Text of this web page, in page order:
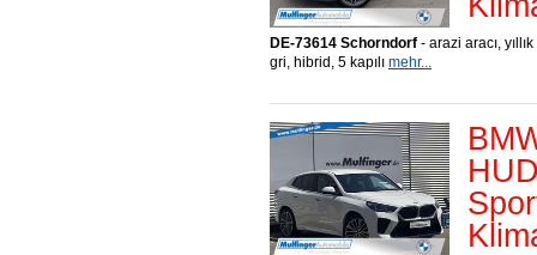
DE-73614 Schorndorf - arazi aracı,
gri, hibrid, 5 kapılı mehr...